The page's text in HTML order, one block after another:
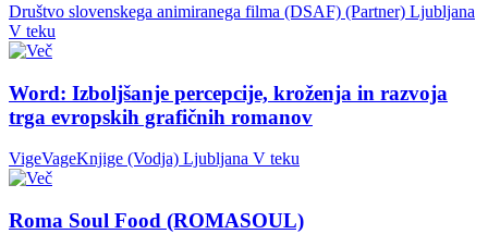
Društvo slovenskega animiranega filma (DSAF) (Partner) Ljubljana
V teku
Word: Izboljšanje percepcije, kroženja in razvoja
trga evropskih grafičnih romanov
VigeVageKnjige (Vodja) Ljubljana V teku
Roma Soul Food (ROMASOUL)